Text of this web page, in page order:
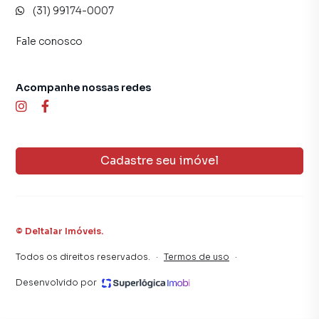
(31) 99174-0007
Fale conosco
Cadastre seu imóvel
Acompanhe nossas redes
© Deltalar Imóveis.
Todos os direitos reservados. · Termos de uso ·
Desenvolvido por